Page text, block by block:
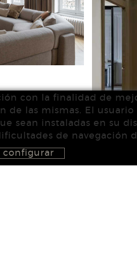
con la finalidad de
de las mismas. El
sean instaladas en su
de navegación
configurar